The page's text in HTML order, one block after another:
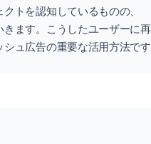
トを認知しているものの、
ます。こうしたユーザーに
ュ広告の重要な活用方法で